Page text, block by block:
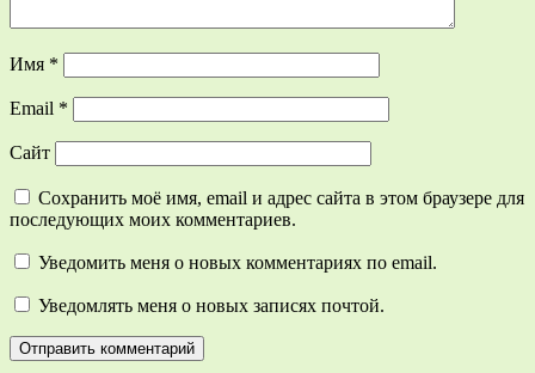
Имя *
Email *
Сайт
Сохранить моё имя, email и адрес сайта в этом браузере для
последующих моих комментариев.
Уведомить меня о новых комментариях по email.
Уведомлять меня о новых записях почтой.